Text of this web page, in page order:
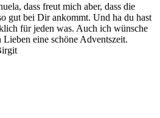
dass freut mich aber, dass die
gut bei Dir ankommt. Und ha du hast
für jeden was. Auch ich wünsche
eine schöne Adventszeit.